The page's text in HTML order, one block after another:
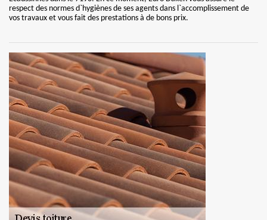
respect des normes d`hygiènes de ses agents dans l`accomplissement de
vos travaux et vous fait des prestations à de bons prix.